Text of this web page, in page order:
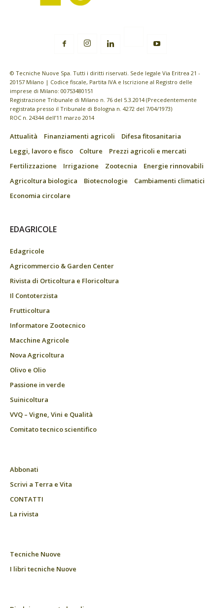
© Tecniche Nuove Spa. Tutti i diritti riservati. Sede legale Via Eritrea 21 -
20157 Milano | Codice fiscale, Partita IVA e Iscrizione al Registro delle
imprese di Milano: 00753480151
Registrazione Tribunale di Milano n. 76 del 5.3.2014 (Precedentemente
registrata presso il Tribunale di Bologna n. 4272 del 7/04/1973)
ROC n. 24344 dell’11 marzo 2014
Attualità Finanziamenti agricoli
Difesa fitosanitaria
Leggi, lavoro e fisco
Colture
Prezzi agricoli e mercati
Fertilizzazione
Irrigazione Zootecnia
Energie rinnovabili
Agricoltura biologica
Biotecnologie
Cambiamenti climatici
Economia circolare
EDAGRICOLE
Edagricole
Agricommercio & Garden Center
Rivista di Orticoltura e Floricoltura
Il Contoterzista
Frutticoltura
Informatore Zootecnico
Macchine Agricole
Nova Agricoltura
Olivo e Olio
Passione in verde
Suinicoltura
VVQ – Vigne, Vini e Qualità
Comitato tecnico scientifico
Abbonati
Scrivi a Terra e Vita
CONTATTI
La rivista
Tecniche Nuove
I libri tecniche Nuove